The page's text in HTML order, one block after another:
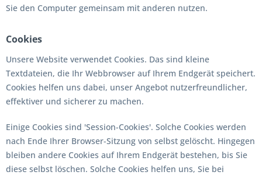
Sie den Computer gemeinsam mit anderen nutzen.
Cookies
Unsere Website verwendet Cookies. Das sind kleine
Textdateien, die Ihr Webbrowser auf Ihrem Endgerät speichert.
Cookies helfen uns dabei, unser Angebot nutzerfreundlicher,
effektiver und sicherer zu machen.
Einige Cookies sind 'Session-Cookies'. Solche Cookies werden
nach Ende Ihrer Browser-Sitzung von selbst gelöscht. Hingegen
bleiben andere Cookies auf Ihrem Endgerät bestehen, bis Sie
diese selbst löschen. Solche Cookies helfen uns, Sie bei